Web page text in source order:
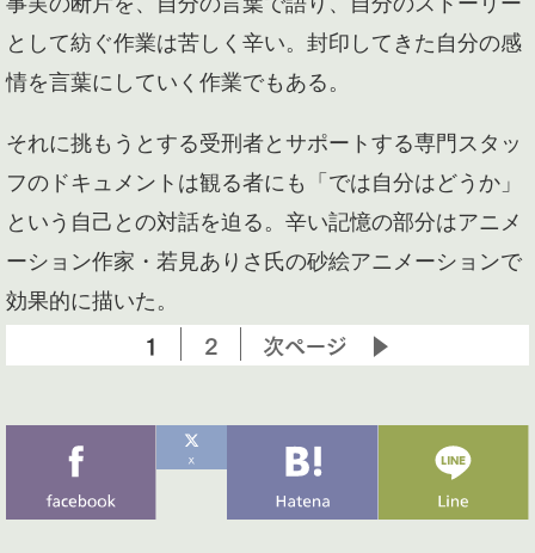
として紡ぐ作業は苦しく辛い。封印してきた自分の感
情を言葉にしていく作業でもある。
それに挑もうとする受刑者とサポートする専門スタッ
フのドキュメントは観る者にも「では自分はどうか」
という自己との対話を迫る。辛い記憶の部分はアニメ
ーション作家・若見ありさ氏の砂絵アニメーションで
効果的に描いた。
1 2 次ページ ▶